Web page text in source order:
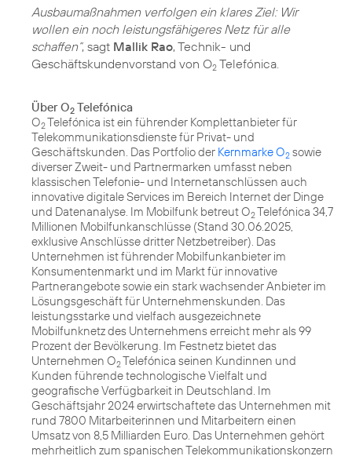
Ausbaumaßnahmen verfolgen ein klares Ziel: Wir
wollen ein noch leistungsfähigeres Netz für alle
schaffen“, sagt Mallik Rao, Technik- und
Geschäftskundenvorstand von O2 Telefónica.
Über O2 Telefónica
O2Telefónica ist ein führender Komplettanbieter für
Telekommunikationsdienste für Privat- und
Geschäftskunden. Das Portfolio der Kernmarke O2 sowie
diverser Zweit- und Partnermarken umfasst neben
klassischen Telefonie- und Internetanschlüssen auch
innovative digitale Services im Bereich Internet der Dinge
und Datenanalyse. Im Mobilfunk betreut O2Telefónica 34,7
Millionen Mobilfunkanschlüsse (Stand 30.06.2025,
exklusive Anschlüsse dritter Netzbetreiber). Das
Unternehmen ist führender Mobilfunkanbieter im
Konsumentenmarkt und im Markt für innovative
Partnerangebote sowie ein stark wachsender Anbieter im
Lösungsgeschäft für Unternehmenskunden. Das
leistungsstarke und vielfach ausgezeichnete
Mobilfunknetz des Unternehmens erreicht mehr als 99
Prozent der Bevölkerung. Im Festnetz bietet das
Unternehmen O2Telefónica seinen Kundinnen und
Kunden führende technologische Vielfalt und
geografische Verfügbarkeit in Deutschland. Im
Geschäftsjahr 2024 erwirtschaftete das Unternehmen mit
rund 7800 Mitarbeiterinnen und Mitarbeitern einen
Umsatz von 8,5 Milliarden Euro. Das Unternehmen gehört
mehrheitlich zum spanischen Telekommunikationskonzern